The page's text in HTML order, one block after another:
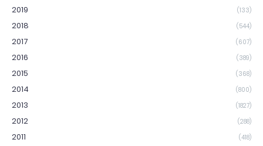
2019 (133)
2018 (544)
2017 (607)
2016 (389)
2015 (368)
2014 (800)
2013 (1827)
2012 (288)
2011 (418)